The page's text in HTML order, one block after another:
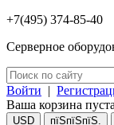
+7(495) 374-85-40
Серверное
Войти |
Ваша корзина пуста
USD пїЅпїЅпїЅ.